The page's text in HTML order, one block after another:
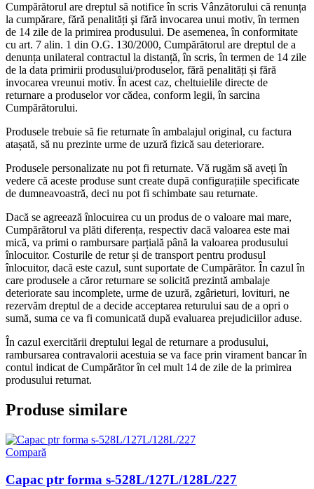
Cumpărătorul are dreptul să notifice în scris Vânzătorului că renunța
la cumpărare, fără penalități şi fără invocarea unui motiv, în termen
de 14 zile de la primirea produsului. De asemenea, în conformitate
cu art. 7 alin. 1 din O.G. 130/2000, Cumpărătorul are dreptul de a
denunța unilateral contractul la distanță, în scris, în termen de 14 zile
de la data primirii produsului/produselor, fără penalități și fără
invocarea vreunui motiv. În acest caz, cheltuielile directe de
returnare a produselor vor cădea, conform legii, în sarcina
Cumpărătorului.
Produsele trebuie să fie returnate în ambalajul original, cu factura
atașată, să nu prezinte urme de uzură fizică sau deteriorare.
Produsele personalizate nu pot fi returnate. Vă rugăm să aveți în
vedere că aceste produse sunt create după configurațiile specificate
de dumneavoastră, deci nu pot fi schimbate sau returnate.
Dacă se agreează înlocuirea cu un produs de o valoare mai mare,
Cumpărătorul va plăti diferența, respectiv dacă valoarea este mai
mică, va primi o rambursare parțială până la valoarea produsului
înlocuitor. Costurile de retur și de transport pentru produsul
înlocuitor, dacă este cazul, sunt suportate de Cumpărător. În cazul în
care produsele a căror returnare se solicită prezintă ambalaje
deteriorate sau incomplete, urme de uzură, zgârieturi, lovituri, ne
rezervăm dreptul de a decide acceptarea returului sau de a opri o
sumă, suma ce va fi comunicată după evaluarea prejudiciilor aduse.
În cazul exercitării dreptului legal de returnare a produsului,
rambursarea contravalorii acestuia se va face prin virament bancar în
contul indicat de Cumpărător în cel mult 14 de zile de la primirea
produsului returnat.
Produse similare
Compară
Capac ptr forma s-528L/127L/128L/227